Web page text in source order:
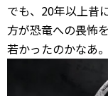
でも、20年以上昔
方が恐竜への畏怖
若かったのかなあ。